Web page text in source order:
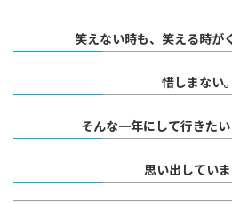
笑えない時も、 笑える時が
惜しまない。
そんな一年にして行きた
思い出していま